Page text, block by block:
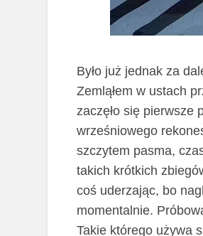
Było już jednak za
Zemląłem w ustach
zaczęło się pierwsze
wrześniowego
szczytem pasma,
takich krótkich
coś uderzając, bo
momentalnie.
Takie którego używa